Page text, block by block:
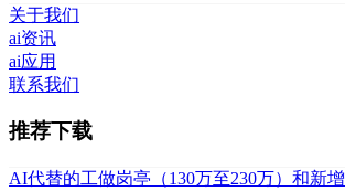
关于我们
ai资讯
ai应用
联系我们
推荐下载
AI代替的工做岗亭（130万至230万）和新增